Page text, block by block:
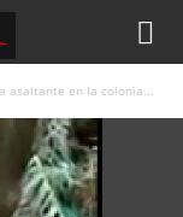
asaltante en la colonia...